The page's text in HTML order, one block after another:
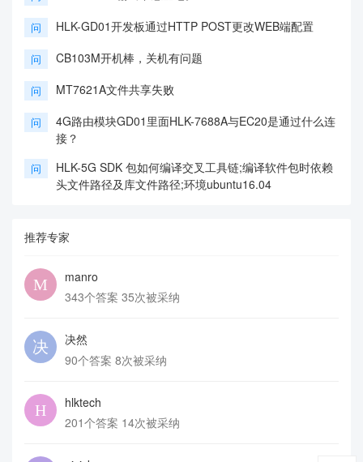
问 HLK-GD01开发板通过HTTP POST更改WEB端配置
问 CB103M开机棒，关机有问题
问 MT7621A文件共享失败
问
4G路由模块GD01里面HLK-7688A与EC20是通过什么连
接？
问
HLK-5G SDK 包如何编译交叉工具链;编译软件包时依赖
头文件路径及库文件路径;环境ubuntu16.04
推荐专家
manro
343个答案 35次被采纳
决然
90个答案 8次被采纳
hlktech
201个答案 14次被采纳